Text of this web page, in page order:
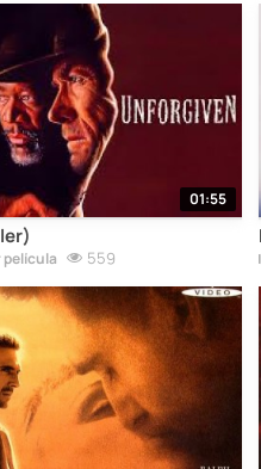
01:55
película 559